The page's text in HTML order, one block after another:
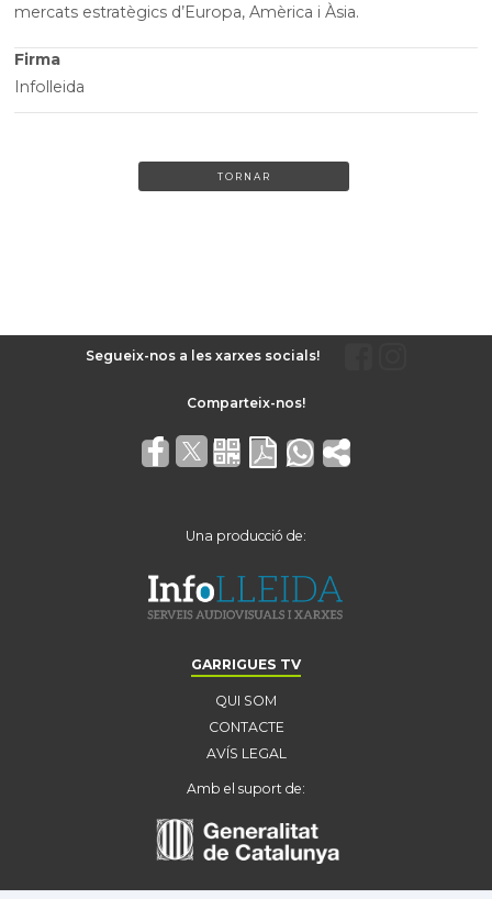
mercats estratègics d’Europa, Amèrica i Àsia.
Firma
Infolleida
TORNAR
Segueix-nos a les xarxes socials!
Una producció de:
GARRIGUES TV
QUI SOM
CONTACTE
AVÍS LEGAL
Amb el suport de: